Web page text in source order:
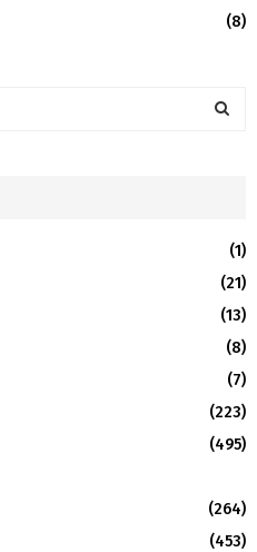
(8)
R
(1)
(21)
(13)
(8)
(7)
(223)
(495)
(264)
(453)